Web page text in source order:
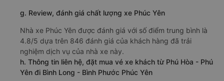
g. Review, đánh giá chất lượng xe Phúc Yên
Nhà xe Phúc Yên được đánh giá với số điểm trung bình là
4.8/5 dựa trên 846 đánh giá của khách hàng đã trải
nghiệm dịch vụ của nhà xe này.
h. Thông tin liên hệ, đặt mua vé xe khách từ Phú Hòa - Phú
Yên đi Bình Long - Bình Phước Phúc Yên